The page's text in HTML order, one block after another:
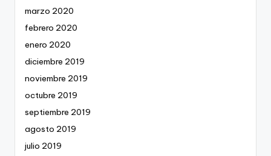
marzo 2020
febrero 2020
enero 2020
diciembre 2019
noviembre 2019
octubre 2019
septiembre 2019
agosto 2019
julio 2019